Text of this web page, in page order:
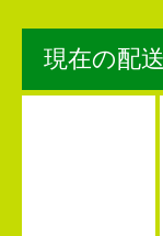
現在の配